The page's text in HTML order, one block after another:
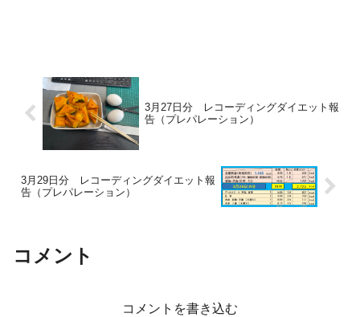
3月27日分 レコーディングダイエット報
告（プレパレーション）
3月29日分 レコーディングダイエット報
告（プレパレーション）
コメント
コメントを書き込む